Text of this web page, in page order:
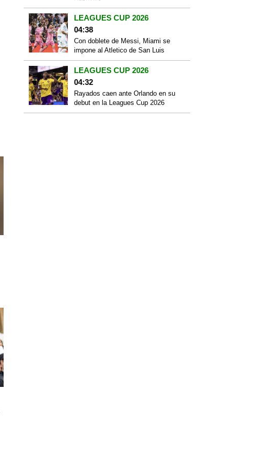
LEAGUES CUP 2026
04:38
Con doblete de Messi, Miami se
impone al Atletico de San Luis
LEAGUES CUP 2026
04:32
Rayados caen ante Orlando en su
debut en la Leagues Cup 2026